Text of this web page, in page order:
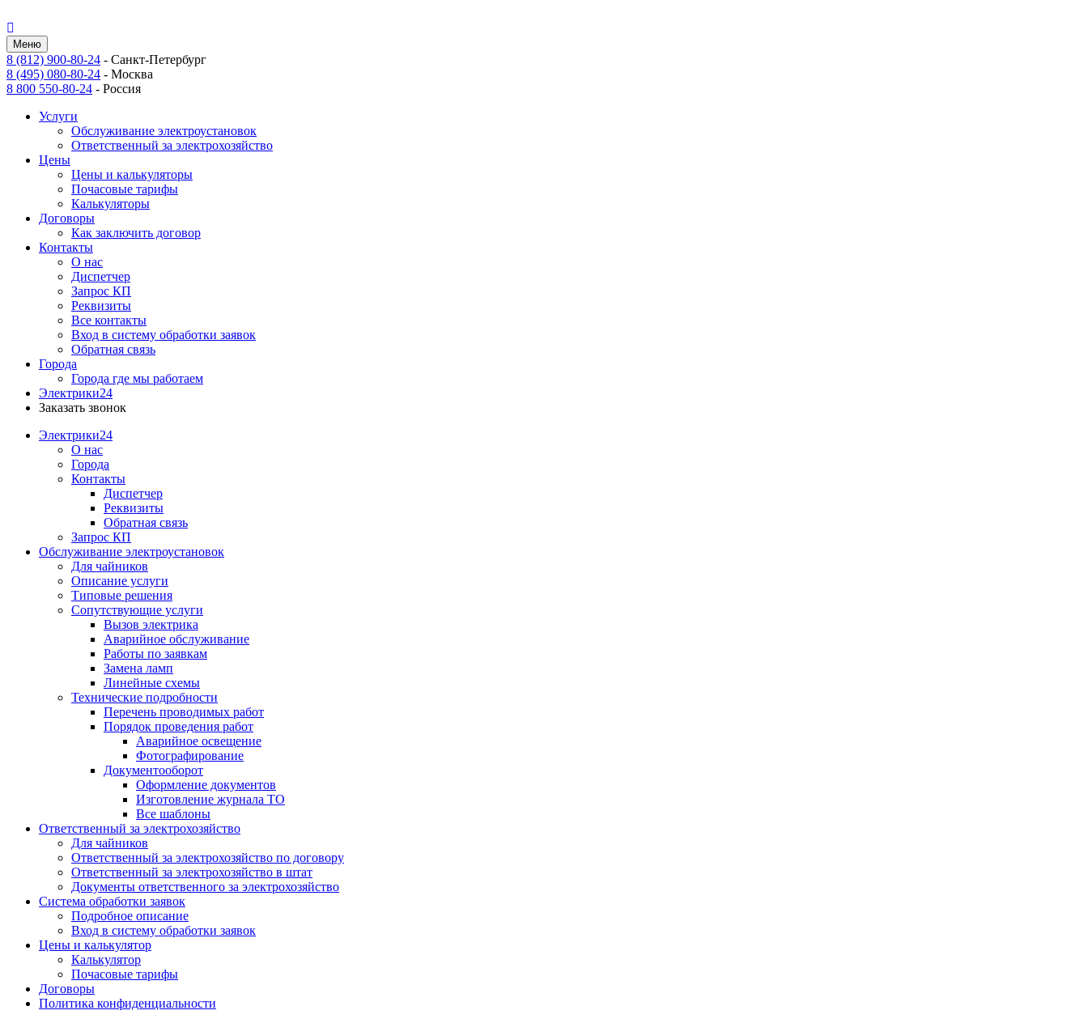
Меню
8 (812) 900-80-24 - Санкт-Петербург
8 (495) 080-80-24 - Москва
8 800 550-80-24 - Россия
Услуги
Обслуживание электроустановок
Ответственный за электрохозяйство
Цены
Цены и калькуляторы
Почасовые тарифы
Калькуляторы
Договоры
Как заключить договор
Контакты
О нас
Диспетчер
Запрос КП
Реквизиты
Все контакты
Вход в систему обработки заявок
Обратная связь
Города
Города где мы работаем
Электрики24
Заказать звонок
Электрики24
О нас
Города
Контакты
Диспетчер
Реквизиты
Обратная связь
Запрос КП
Обслуживание электроустановок
Для чайников
Описание услуги
Типовые решения
Сопутствующие услуги
Вызов электрика
Аварийное обслуживание
Работы по заявкам
Замена ламп
Линейные схемы
Технические подробности
Перечень проводимых работ
Порядок проведения работ
Аварийное освещение
Фотографирование
Документооборот
Оформление документов
Изготовление журнала ТО
Все шаблоны
Ответственный за электрохозяйство
Для чайников
Ответственный за электрохозяйство по договору
Ответственный за электрохозяйство в штат
Документы ответственного за электрохозяйство
Система обработки заявок
Подробное описание
Вход в систему обработки заявок
Цены и калькулятор
Калькулятор
Почасовые тарифы
Договоры
Политика конфиденциальности